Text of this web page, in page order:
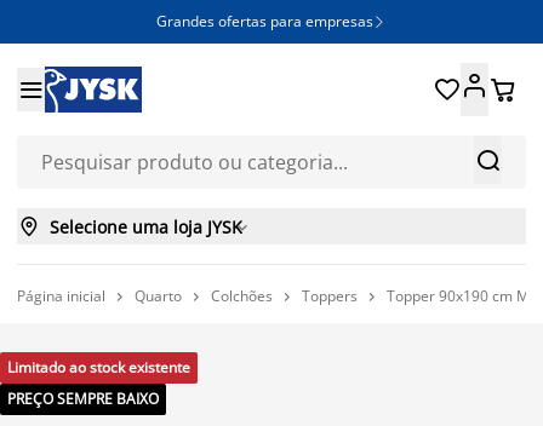
Grandes ofertas para empresas 


 
 Selecione uma loja JYSK
Página inicial  Quarto  Colchões  Toppers  Topper 90x190 cm
Limitado ao stock existente
PREÇO SEMPRE BAIXO